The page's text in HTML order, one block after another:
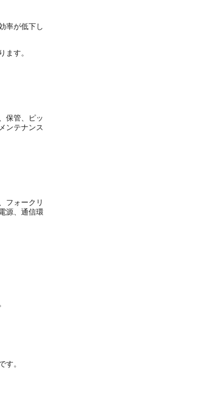
率が低下し
ます。
保管、ピッ
ンテナンス
フォークリ
源、通信環
す。